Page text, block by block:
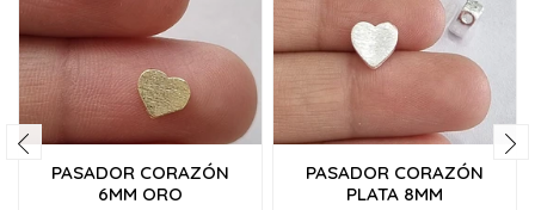
PASADOR CORAZÓN
6MM ORO
PASADOR CORAZÓN
PLATA 8MM